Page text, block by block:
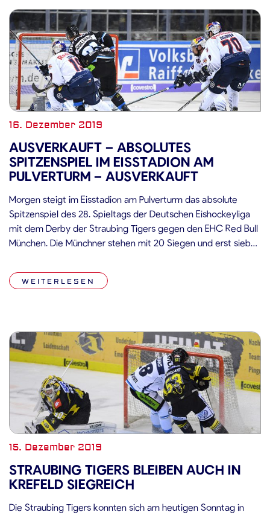
16. Dezember 2019
AUSVERKAUFT – ABSOLUTES
SPITZENSPIEL IM EISSTADION AM
PULVERTURM – AUSVERKAUFT
Morgen steigt im Eisstadion am Pulverturm das absolute
Spitzenspiel des 28. Spieltags der Deutschen Eishockeyliga
mit dem Derby der Straubing Tigers gegen den EHC Red Bull
München. Die Münchner stehen mit 20 Siegen und erst sieben
Eishockeyliga. Nach einem unheimlich starken Auftakt in die
aktuelle Spielzeit […]
WEITERLESEN
15. Dezember 2019
STRAUBING TIGERS BLEIBEN AUCH IN
KREFELD SIEGREICH
Die Straubing Tigers konnten sich am heutigen Sonntag in